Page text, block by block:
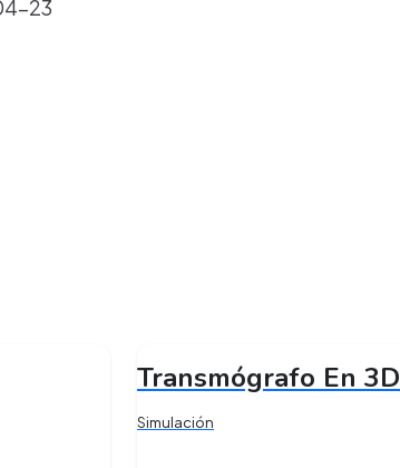
23
Transmógrafo En 3D
Simulación